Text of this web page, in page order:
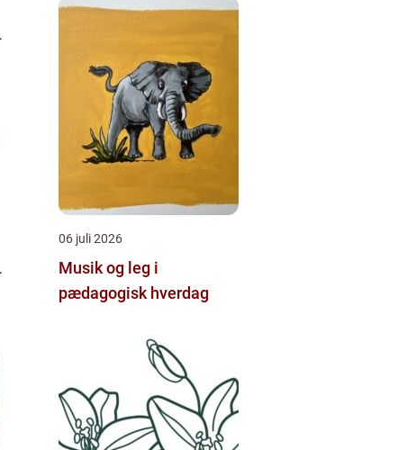
smerter
06 juli 2026
Musik og leg i
pædagogisk hverdag